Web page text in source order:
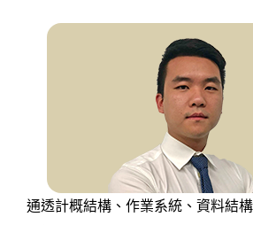
通透計概結構、作業系統、資料結